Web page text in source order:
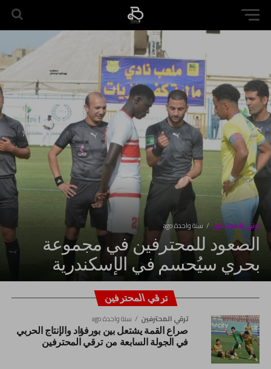
ترقي المحترفين سنة واحدة ago
الصعود للمحترفين في مجموعة
بحري سيُحسم في الإسكندرية
ترقي المحترفين
ترقي المحترفين سنة واحدة ago
صراع القمة يشتعل بين بورفؤاد والإنتاج الحربي
في الجولة السابعة من ترقي المحترفين